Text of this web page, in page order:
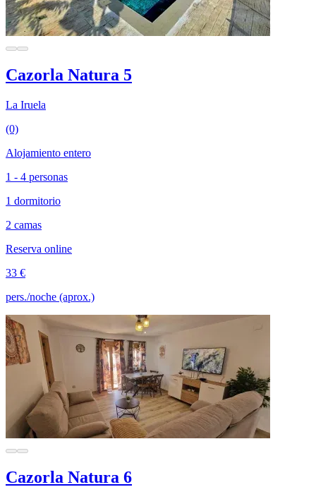
Cazorla Natura 5
La Iruela
(0)
Alojamiento entero
1 - 4 personas
1 dormitorio
2 camas
Reserva online
33 €
pers./noche (aprox.)
Cazorla Natura 6